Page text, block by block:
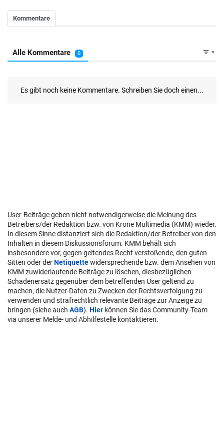
User-Beiträge geben nicht notwendigerweise die Meinung des
Betreibers/der Redaktion bzw. von Krone Multimedia (KMM) wieder.
In diesem Sinne distanziert sich die Redaktion/der Betreiber von den
Inhalten in diesem Diskussionsforum. KMM behält sich
insbesondere vor, gegen geltendes Recht verstoßende, den guten
Sitten oder derNetiquettewidersprechende bzw. dem Ansehen von
KMM zuwiderlaufende Beiträge zu löschen, diesbezüglichen
Schadenersatz gegenüber dem betreffenden User geltend zu
machen, die Nutzer-Daten zu Zwecken der Rechtsverfolgung zu
verwenden und strafrechtlich relevante Beiträge zur Anzeige zu
bringen (siehe auch AGB). Hier können Sie das Community-Team
via unserer Melde- und Abhilfestelle kontaktieren.